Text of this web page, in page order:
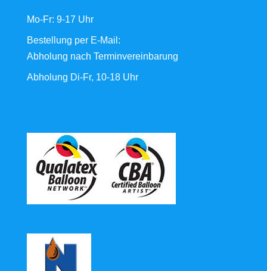
Mo-Fr: 9-17 Uhr
Bestellung per E-Mail :
Abholung nach Terminvereinbarung
Abholung Di-Fr, 10-18 Uhr